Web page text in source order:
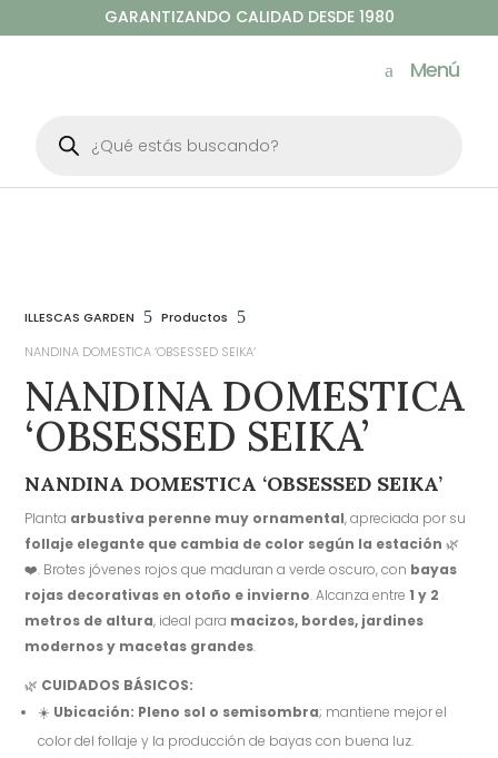
GARANTIZANDO CALIDAD DESDE 1980
Menú
productos
ILLESCAS GARDEN 5 Productos 5
NANDINA DOMESTICA ‘OBSESSED SEIKA’
NANDINA DOMESTICA
‘OBSESSED SEIKA’
NANDINA DOMESTICA ‘OBSESSED SEIKA’
Planta arbustiva perenne muy ornamental, apreciada por su
follaje elegante que cambia de color según la estación 🌿
❤️. Brotes jóvenes rojos que maduran a verde oscuro, con bayas
rojas decorativas en otoño e invierno. Alcanza entre1 y 2
metros de altura, ideal para macizos, bordes, jardines
modernos y macetas grandes.
🌿 CUIDADOS BÁSICOS:
☀️ Ubicación: Pleno sol o semisombra; mantiene mejor el
color del follaje y la producción de bayas con buena luz.